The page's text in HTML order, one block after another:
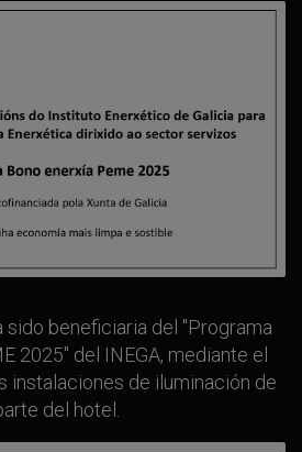
sido beneficiaria del "Programa
2025" del INEGA, mediante el
instalaciones de iluminación de
del hotel.